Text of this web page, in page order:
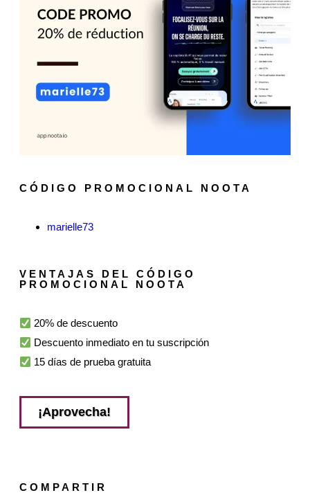
CÓDIGO PROMOCIONAL NOOTA
marielle73
VENTAJAS DEL CÓDIGO
PROMOCIONAL NOOTA
20% de descuento
Descuento inmediato en tu suscripción
15 días de prueba gratuita
¡Aprovecha!
COMPARTIR